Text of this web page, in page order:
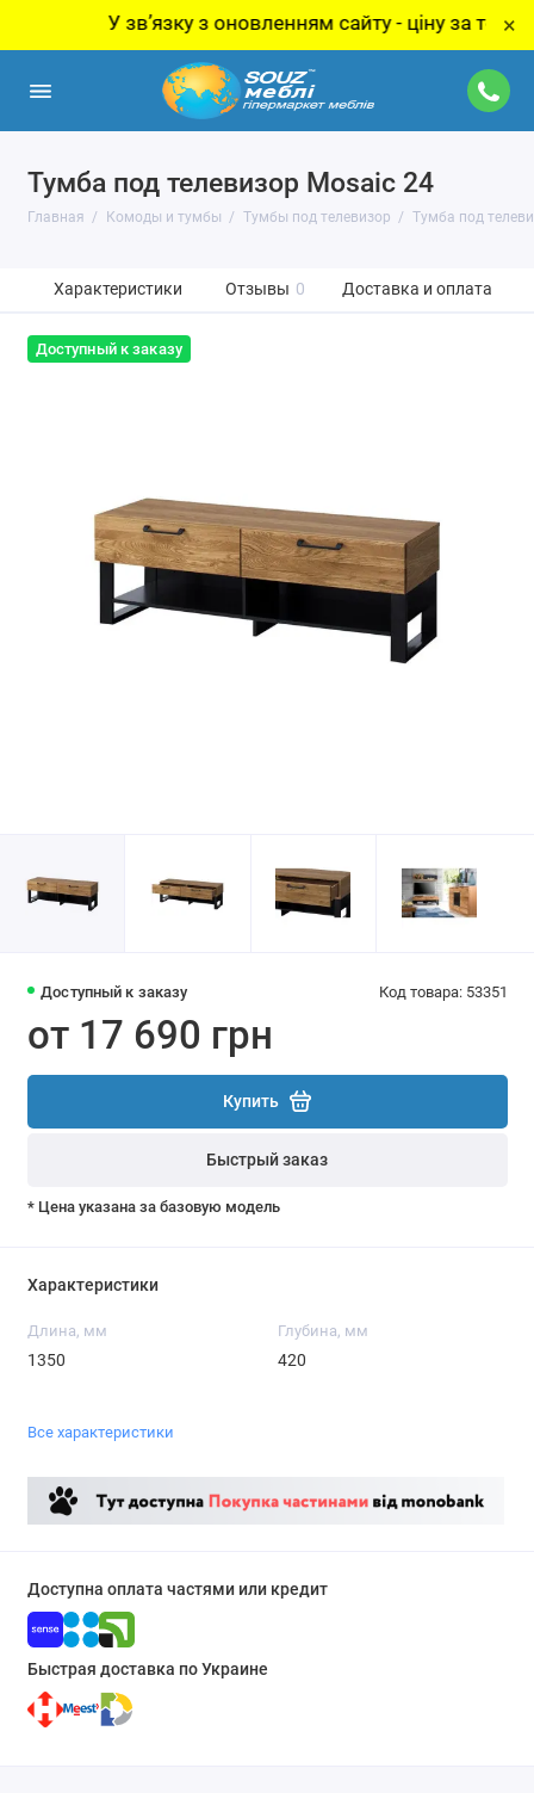
У звʼязку з оновленням сайту - ціну за товар ×
Тумба под телевизор Mosaic 24
Главная Комоды и тумбы Тумбы под телевизор Тумба под
Характеристики Отзывы 0 Доставка и оплата
Доступный к заказу
Доступный к заказу Код товара: 53351
от 17 690 грн
Купить
Быстрый заказ
* Цена указана за базовую модель
Характеристики
Длина, мм
1350
Глубина, мм
420
Все характеристики
Доступна оплата частями или кредит
Быстрая доставка по Украине